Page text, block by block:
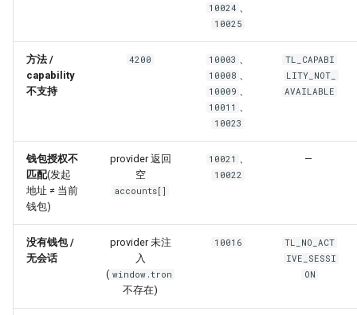
10024 、
10025
方法 /
capability
不支持
4200 10003 、
10008 、
10009 、
10011 、
10023
TL_CAPABI
LITY_NOT_
AVAILABLE
钱包授权不
匹配(发起
地址 ≠ 当前
钱包)
provider 返回
空
accounts[]
10021 、
10022
—
没有钱包 /
无会话
provider 未注
入
( window.tron
不存在)
10016
TL_NO_ACT
IVE_SESSI
ON